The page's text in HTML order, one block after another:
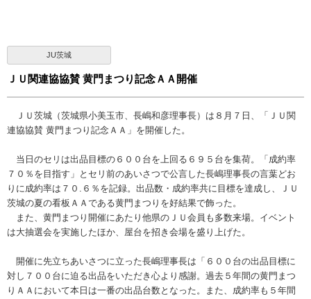
JU茨城
ＪＵ関連協協賛 黄門まつり記念ＡＡ開催
ＪＵ茨城（茨城県小美玉市、長嶋和彦理事長）は８月７日、「ＪＵ関
連協協賛 黄門まつり記念ＡＡ」を開催した。
当日のセリは出品目標の６００台を上回る６９５台を集荷。「成約率
７０％を目指す」とセリ前のあいさつで公言した長嶋理事長の言葉どお
りに成約率は７０.６％を記録。出品数・成約率共に目標を達成し、ＪＵ
茨城の夏の看板ＡＡである黄門まつりを好結果で飾った。
また、黄門まつり開催にあたり他県のＪＵ会員も多数来場。イベント
は大抽選会を実施したほか、屋台を招き会場を盛り上げた。
開催に先立ちあいさつに立った長嶋理事長は「６００台の出品目標に
対し７００台に迫る出品をいただき心より感謝。過去５年間の黄門まつ
りＡＡにおいて本日は一番の出品台数となった。また、成約率も５年間